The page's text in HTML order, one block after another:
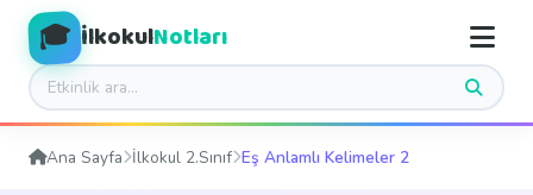
🎓 İlkokulNotları
Ana Sayfa İlkokul 2.Sınıf Eş Anlamlı Kelimeler 2